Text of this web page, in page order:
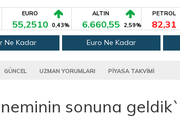
EURO
55,2510 0,43%
ALTIN
6.660,55 2,59%
PETROL
82,31
Ne Kadar Euro Ne Kadar
GÜNCEL UZMAN YORUMLARI PİYASA TAKVİMİ
sonuna geldik`